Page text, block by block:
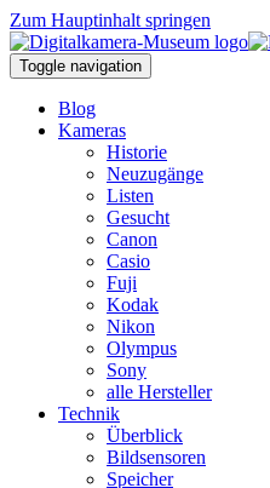
Zum Hauptinhalt springen
Toggle navigation
Blog
Kameras
Historie
Neuzugänge
Listen
Gesucht
Canon
Casio
Fuji
Kodak
Nikon
Olympus
Sony
alle Hersteller
Technik
Überblick
Bildsensoren
Speicher